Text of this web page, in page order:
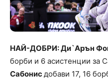
НАЙ-ДОБРИ: Ди`Арън
борби и 6 асистенции за
Сабонисдобави 17, 16